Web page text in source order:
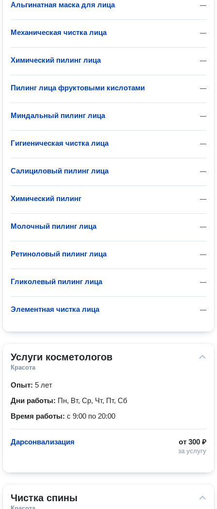
—
Альгинатная маска для лица
—
Механическая чистка лица
—
Химический пилинг лица
—
Пилинг лица фруктовыми кислотами
—
Миндальный пилинг лица
—
Гигиеническая чистка лица
—
Салициловый пилинг лица
—
Химический пилинг
—
Молочный пилинг лица
—
Ретиноловый пилинг лица
—
Гликолевый пилинг лица
—
Элементная чистка лица
Услуги косметологов
Красота
Опыт: 5 лет
Дни работы: Пн, Вт, Ср, Чт, Пт, Сб
Время работы: с 9:00 по 20:00
от 300 ₽
за услугу
Дарсонвализация
Чистка спины